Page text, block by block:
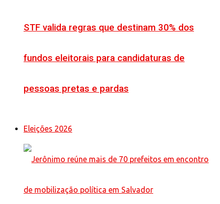
STF valida regras que destinam 30% dos
fundos eleitorais para candidaturas de
pessoas pretas e pardas
Eleições 2026